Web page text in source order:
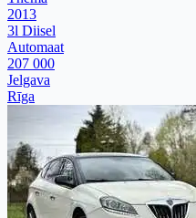
2013
3l Diisel
Automaat
207 000
Jelgava
Rīga